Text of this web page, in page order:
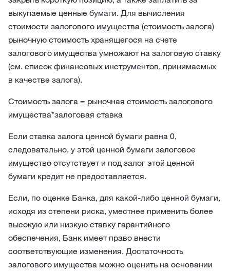
выкупаемые ценные бумаги. Для вычисления
стоимости залогового имущества (стоимость залога)
рыночную стоимость хранящегося на счете
залогового имущества умножают на залоговую ставку
(см. список финансовых инструментов, принимаемых
в качестве залога).
Стоимость залога = рыночная стоимость залогового
имущества*залоговая ставка
Если ставка залога ценной бумаги равна 0,
следовательно, у этой ценной бумаги залоговое
имущество отсутствует и под залог этой ценной
бумаги кредит не предоставляется.
Если, по оценке Банка, для какой-либо ценной бумаги,
исходя из степени риска, уместнее применить более
высокую или низкую ставку гарантийного
обеспечения, Банк имеет право внести
соответствующие изменения. Достаточность
залогового имущества можно оценить на основании